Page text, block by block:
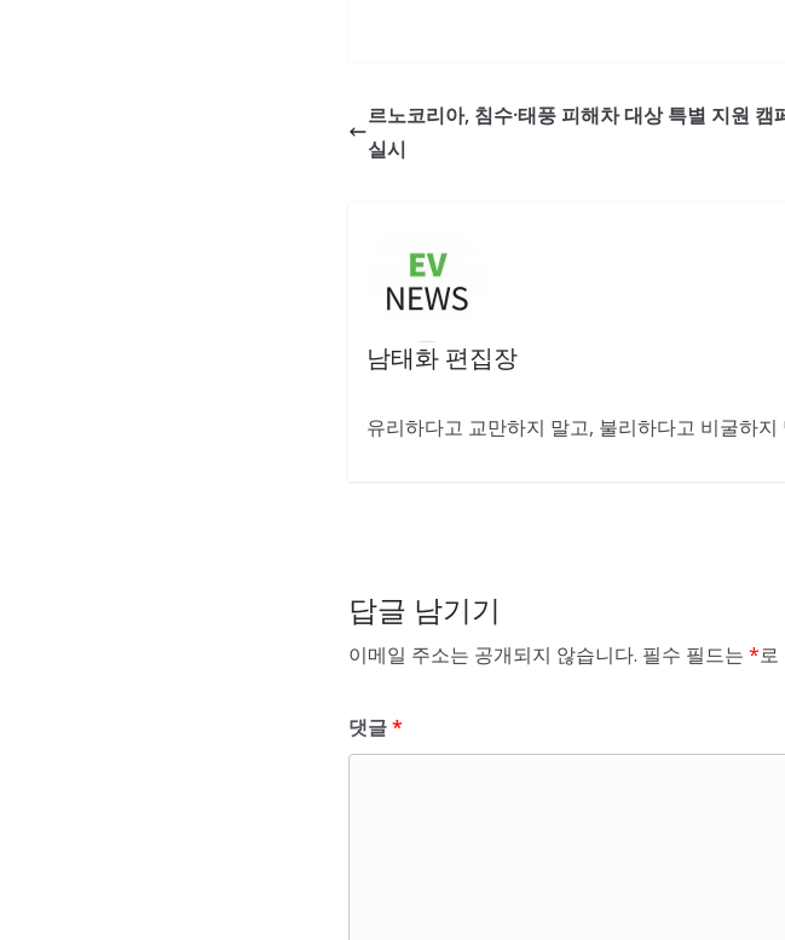
르노코리아, 침수·태풍 피해차 대상 특별 지원 캠
실시
남태화 편집장
유리하다고 교만하지 말고, 불리하다고 비굴하지
답글 남기기
이메일 주소는 공개되지 않습니다. 필수 필드는 *로
댓글*